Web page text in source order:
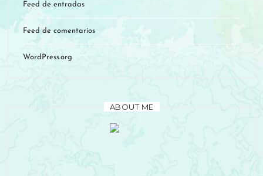
Feed de entradas
Feed de comentarios
WordPress.org
ABOUT ME